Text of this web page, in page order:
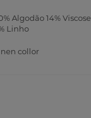
Algodão 14% Viscose
Linho
collor